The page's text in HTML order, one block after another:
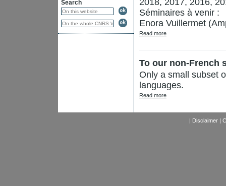
Search
2018, 2017, 2016,
Séminaires à venir :
Enora Vuillermet
Read more
To our non-French
Only a small subset
languages.
Read more
| Disclaimer|